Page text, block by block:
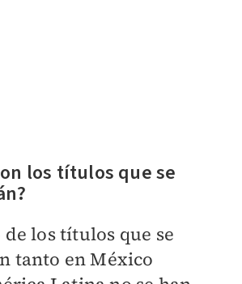
los títulos que se
los títulos que se
tanto en México